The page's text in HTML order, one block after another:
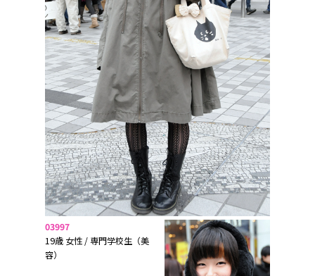
03997
19歳 女性 / 専門学校生（美
容）